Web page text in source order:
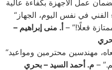
“طلبت صيانة للغسالة، وجاء الفني في نفس اليوم، الجهاز
فعلًا!” – أ. منى إبراهيم –
“أفضل مركز صيانة اتعاملت معاه، مهندسين محترمين ومواعيد
– م. أحمد السيد – بحري